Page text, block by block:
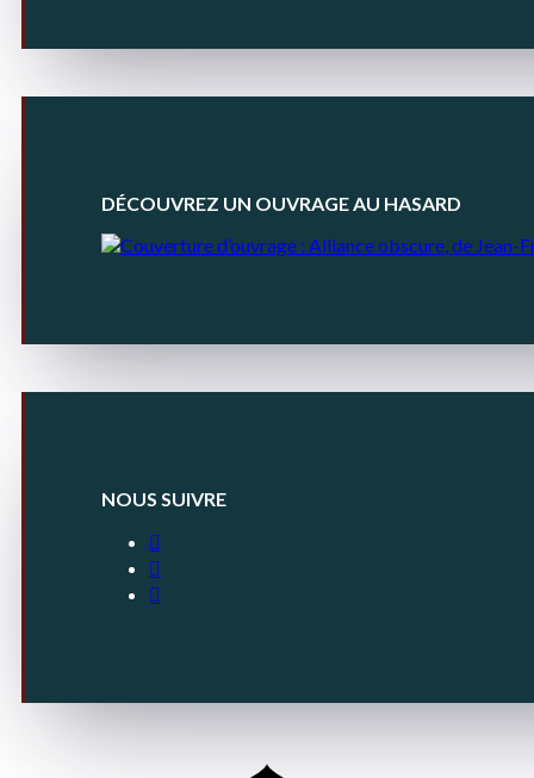
DÉCOUVREZ UN OUVRAGE AU HASARD
NOUS SUIVRE